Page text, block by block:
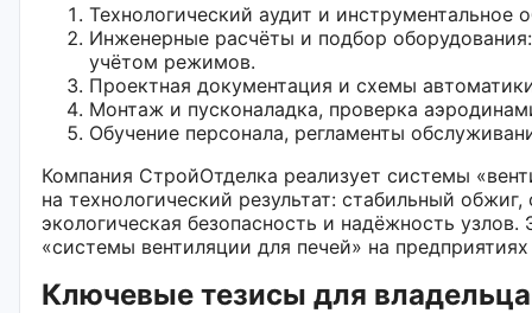
Технологический аудит и инструментальное
Инженерные расчёты и подбор
учётом режимов.
Проектная документация и схемы
Монтаж и пусконаладка, проверка
Обучение персонала, регламенты
Компания СтройОтделка реализует системы
на технологический результат: стабильный
экологическая безопасность и надёжность
«системы вентиляции для печей» на
Ключевые тезисы для